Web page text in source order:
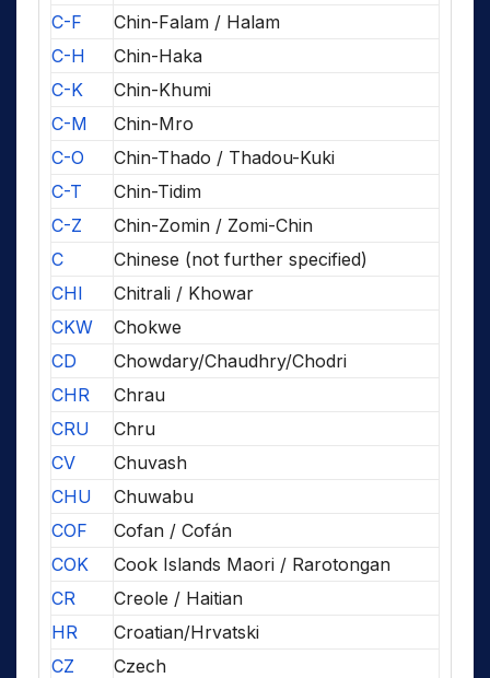
C-F
Chin-Falam / Halam
C-H
Chin-Haka
C-K
Chin-Khumi
C-M
Chin-Mro
C-O
Chin-Thado / Thadou-Kuki
C-T
Chin-Tidim
C-Z
Chin-Zomin / Zomi-Chin
C
Chinese (not further specified)
CHI
Chitrali / Khowar
CKW
Chokwe
CD
Chowdary/Chaudhry/Chodri
CHR
Chrau
CRU
Chru
CV
Chuvash
CHU
Chuwabu
COF
Cofan / Cofán
COK
Cook Islands Maori / Rarotongan
CR
Creole / Haitian
HR
Croatian/Hrvatski
CZ
Czech